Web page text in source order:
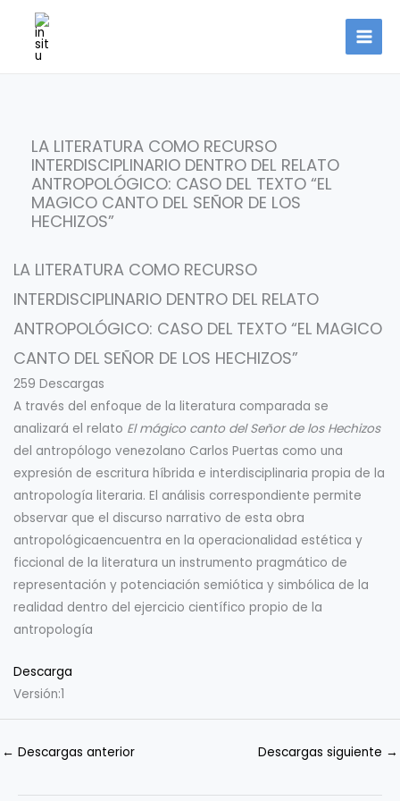
contenido
LA LITERATURA COMO RECURSO
INTERDISCIPLINARIO DENTRO DEL RELATO
ANTROPOLÓGICO: CASO DEL TEXTO “EL
MAGICO CANTO DEL SEÑOR DE LOS
HECHIZOS”
LA LITERATURA COMO RECURSO
INTERDISCIPLINARIO DENTRO DEL RELATO
ANTROPOLÓGICO: CASO DEL TEXTO “EL MAGICO
CANTO DEL SEÑOR DE LOS HECHIZOS”
259 Descargas
A través del enfoque de la literatura comparada se
analizará el relato El mágico canto del Señor de los Hechizos
del antropólogo venezolano Carlos Puertas como una
expresión de escritura híbrida e interdisciplinaria propia de la
antropología literaria. El análisis correspondiente permite
observar que el discurso narrativo de esta obra
antropológicaencuentra en la operacionalidad estética y
ficcional de la literatura un instrumento pragmático de
representación y potenciación semiótica y simbólica de la
realidad dentro del ejercicio científico propio de la
antropología
Descarga
Versión:1
← Descargas anterior Descargas siguiente →